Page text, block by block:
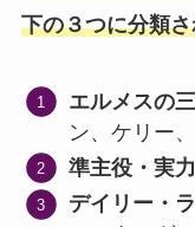
下の３つに分類
エルメスの
ン、ケリー
準主役・実
デイリー・